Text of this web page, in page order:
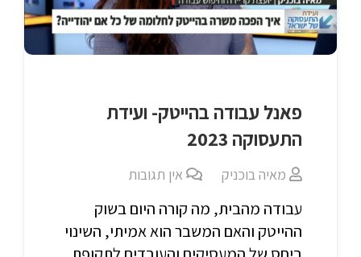
פאנל עבודה בהייטק- ועידת
התעסוקה 2023
מאיה בוכניק אין תגובות
עבודה מהבית, מה קורה היום בשוק
ההייטק והאם המשבר הוא אמיתי, השינוי